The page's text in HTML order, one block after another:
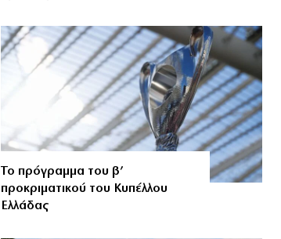
Το πρόγραμμα του β’
προκριματικού του Κυπέλλου
Ελλάδας